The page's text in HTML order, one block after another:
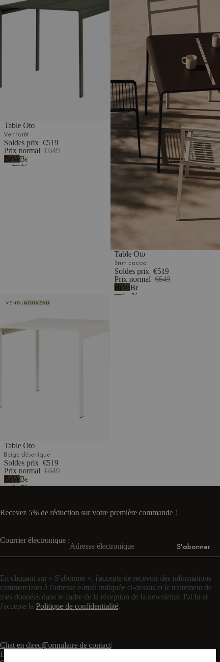
Table Oto
Vert forêt
Soldes prix €519
Prix normal €649
Brun
cacao
Vert
forêt
Beige
désertique
Table Oto
Brun cacao
Soldes prix €519
Prix normal €649
Brun
cacao
Vert
forêt
Beige
désertique
VENDUNOUVEAU
Table Oto
Beige désertique
Soldes prix €519
Prix normal €649
Brun
cacao
Vert
forêt
Beige
désertique
Recevez 5% de réduction sur votre première commande !
Courrier électronique :
S'abonner
En cliquant sur « S'abonner », j'accepte de recevoir des informations
commerciales à l'adresse e-mail indiquée ci-dessus et le traitement de
mes données dans le cadre de la réception de la newsletter. J'ai lu et
j'accepte la Politique de confidentialité.
Chat en directFormulaire de contact
Du lundi au vendredi : de 9 h à 17 h (CET)